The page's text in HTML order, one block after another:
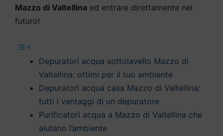
Mazzo di Valtellina ed entrare direttamente nel
futuro!
Depuratori acqua sottolavello Mazzo di
Valtellina: ottimi per il tuo ambiente
Depuratori acqua casa Mazzo di Valtellina:
tutti i vantaggi di un depuratore
Purificatori acqua a Mazzo di Valtellina che
aiutano l’ambiente